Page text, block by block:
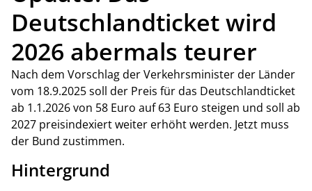
Deutschlandticket wird
2026 abermals teurer
Nach dem Vorschlag der Verkehrsminister der Länder
vom 18.9.2025 soll der Preis für das Deutschlandticket
ab 1.1.2026 von 58 Euro auf 63 Euro steigen und soll ab
2027 preisindexiert weiter erhöht werden. Jetzt muss
der Bund zustimmen.
Hintergrund